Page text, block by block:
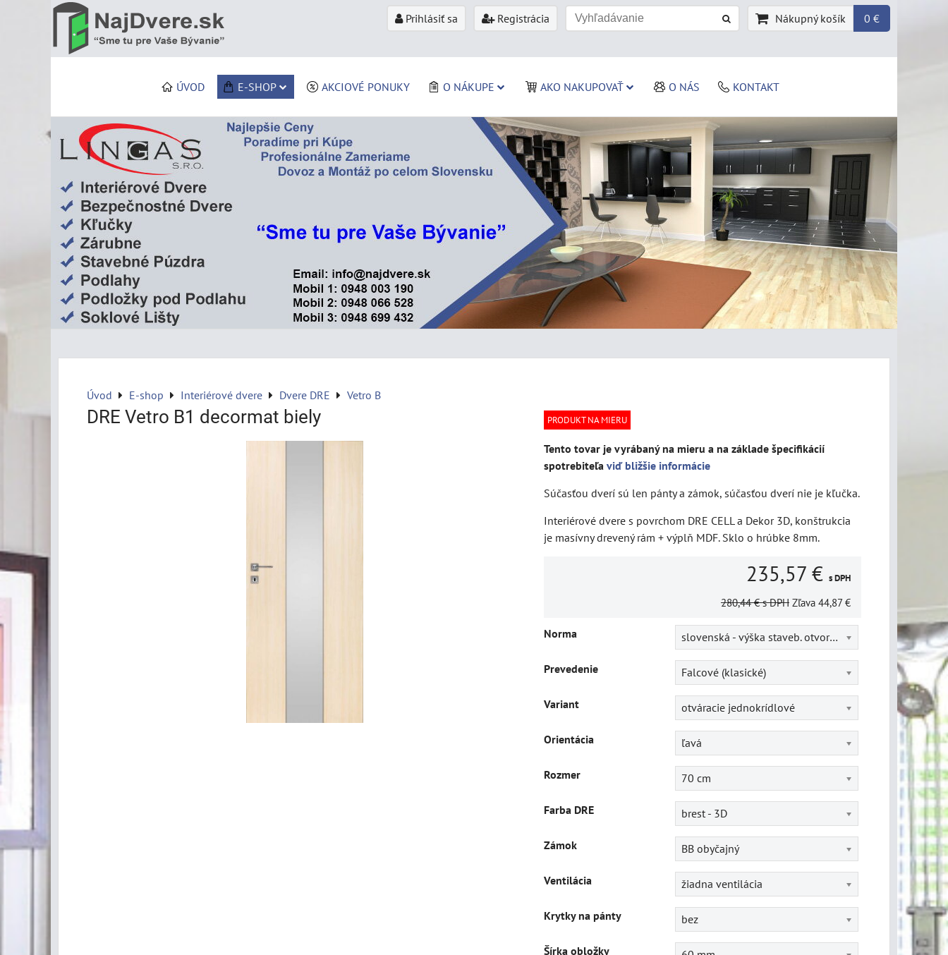
Prihlásiť sa Registrácia Nákupný košík 0 €
ÚVOD E-SHOP AKCIOVÉ PONUKY O NÁKUPE AKO NAKUPOVAŤ O NÁS KONTAKT
Úvod E-shop Interiérové dvere Dvere DRE Vetro B
DRE Vetro B1 decormat biely PRODUKT NA MIERU
Tento tovar je vyrábaný na mieru a na základe špecifikácií
spotrebiteľa viď bližšie informácie
Súčasťou dverí sú len pánty a zámok, súčasťou dverí nie je kľučka.
Interiérové dvere s povrchom DRE CELL a Dekor 3D, konštrukcia
je masívny drevený rám + výplň MDF. Sklo o hrúbke 8mm.
235,57 € s DPH
280,44 € s DPH Zľava 44,87 €
Norma slovenská - výška staveb. otvoru = 202 cm
Prevedenie Falcové (klasické)
Variant otváracie jednokrídlové
Orientácia ľavá
Rozmer 70 cm
Farba DRE brest - 3D
Zámok BB obyčajný
Ventilácia žiadna ventilácia
Krytky na pánty bez
Šírka obložky